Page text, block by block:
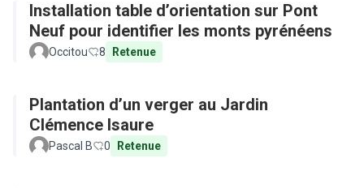
Installation table d’orientation sur Pont
Neuf pour identifier les monts pyrénéens
Occitou 8 Retenue
Plantation d’un verger au Jardin
Clémence Isaure
Pascal B 0 Retenue